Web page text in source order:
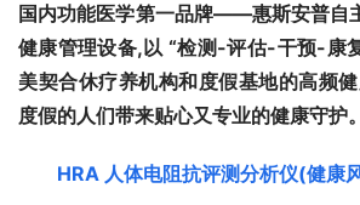
国内功能医学第一品牌——惠斯安普自
健康管理设备,以 “检测-评估-干预-康
美契合休疗养机构和度假基地的高频
度假的人们带来贴心又专业的健康守护。
HRA 人体电阻抗评测分析仪(健康